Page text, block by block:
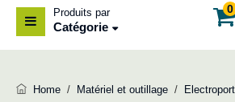
0
Produits par
Catégorie
Home / Matériel et outillage /